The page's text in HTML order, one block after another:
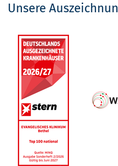
Unsere